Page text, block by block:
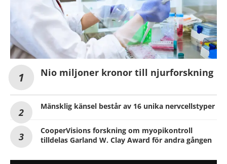
Nio miljoner kronor till njurforskning
Mänsklig känsel består av 16 unika nervcellstyper
CooperVisions forskning om myopikontroll
tilldelas Garland W. Clay Award för andra gången